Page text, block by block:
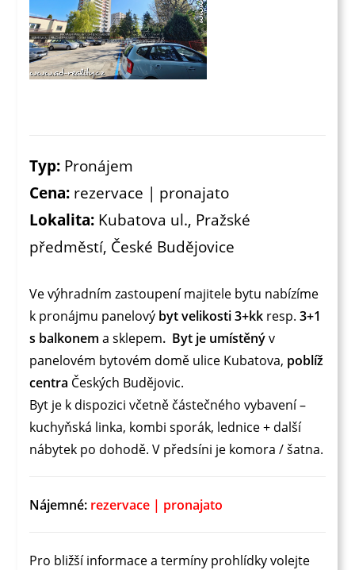
Typ: Pronájem
Cena: rezervace | pronajato
Lokalita: Kubatova ul., Pražské
předměstí, České Budějovice
Ve výhradním zastoupení majitele bytu nabízíme
k pronájmu panelový byt velikosti 3+kk resp. 3+1
s balkonem a sklepem. Byt je umístěnýv
panelovém bytovém domě ulice Kubatova, poblíž
centra Českých Budějovic.
Byt je k dispozici včetně částečného vybavení –
kuchyňská linka, kombi sporák, lednice + další
nábytek po dohodě. V předsíni je komora / šatna.
Nájemné: rezervace | pronajato
Pro bližší informace a termíny prohlídky volejte